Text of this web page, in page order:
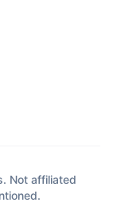
Not affiliated